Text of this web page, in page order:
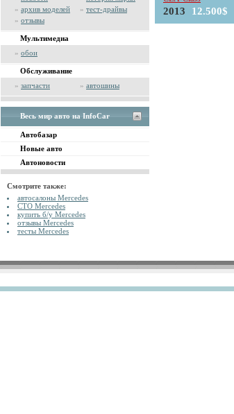
» архив моделей » тест-драйвы
» отзывы
Мультимедиа
» обои
Обслуживание
» запчасти » автошины
Весь мир авто на InfoCar
Автобазар
Новые авто
Автоновости
Смотрите также:
автосалоны Mercedes
СТО Mercedes
купить б/у Mercedes
отзывы Mercedes
тесты Mercedes
2013 12.500$